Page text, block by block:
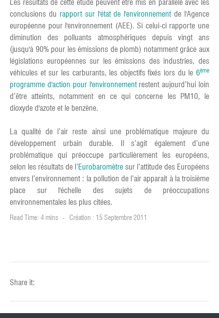
Les résultats de cette étude peuvent être mis en parallèle avec les
conclusions du rapport sur l'état de l'environnement de l'Agence
européenne pour l'environnement (AEE). Si celui-ci rapporte une
diminution des polluants atmosphériques depuis vingt ans
(jusqu'à 90% pour les émissions de plomb) notamment grâce aux
législations européennes sur les émissions des industries, des
véhicules et sur les carburants, les objectifs fixés lors du le 6ème
programme d'action pour l'environnementrestent aujourd’hui loin
d’être atteints, notamment en ce qui concerne les PM10, le
dioxyde d'azote et le benzène.
La qualité de l’air reste ainsi une problématique majeure du
développement urbain durable. Il s’agit également d’une
problématique qui préoccupe particulièrement les européens,
selon les résultats de l’Eurobaromètre sur l’attitude des Européens
envers l’environnement : la pollution de l’air apparait à la troisième
place sur l'échelle des sujets de préoccupations
environnementales les plus citées.
Read Time: 4 mins Création : 15 Septembre 2011
Share it: